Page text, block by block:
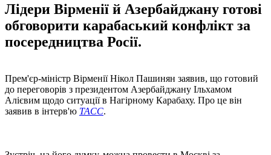
Лідери Вірменії й Азербайджану готові
обговорити карабаський конфлікт за
посередництва Росії.
Прем'єр-міністр Вірменії Нікол Пашинян заявив, що готовий
до переговорів з президентом Азербайджану Ільхамом
Алієвим щодо ситуації в Нагірному Карабаху. Про це він
заявив в інтерв'ю ТАСС.